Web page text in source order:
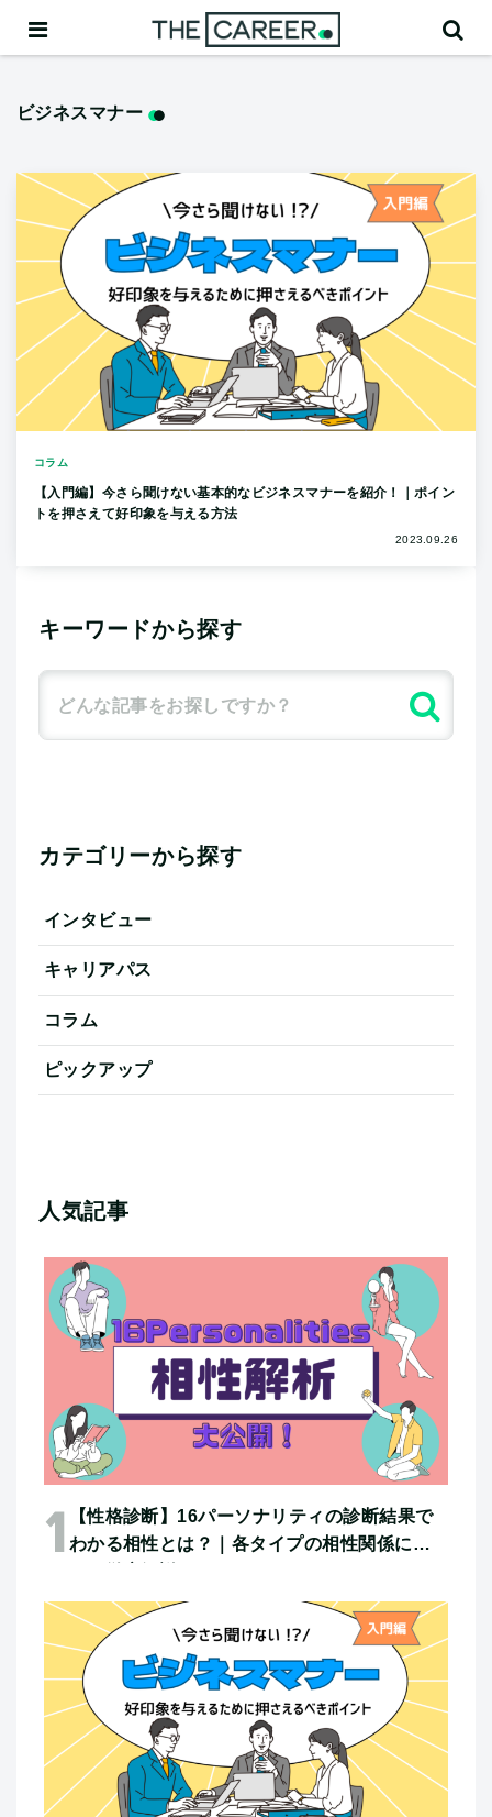
ビジネスマナー
コラム
【入門編】今さら聞けない基本的なビジネスマナーを紹介！｜ポイン
トを押さえて好印象を与える方法
2023.09.26
キーワードから探す
カテゴリーから探す
インタビュー
キャリアパス
コラム
ピックアップ
人気記事
【性格診断】16パーソナリティの診断結果で
わかる相性とは？｜各タイプの相性関係につ